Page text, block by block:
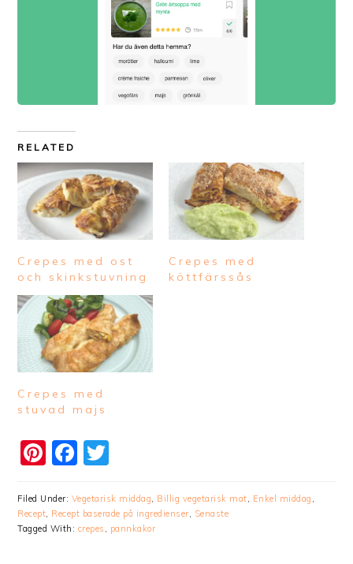
RELATED
Crepes med ost
och skinkstuvning
Crepes med
köttfärssås
Crepes med
stuvad majs
Pinterest
Facebook
Filed Under: Vegetarisk middag, Billig vegetarisk mat, Enkel middag ,
Recept, Recept baserade på ingredienser, Senaste
Tagged With: crepes , pannkakor